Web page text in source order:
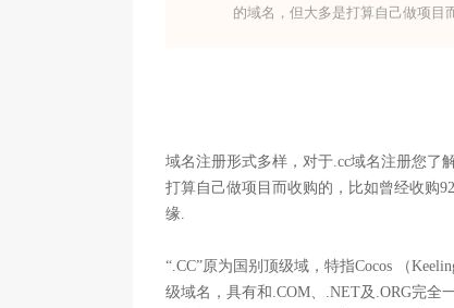
的域名，但大多是打算自己做项目
域名注册形式多样，对于.cc域名注册您了
打算自己做项目而收购的，比如曾经收购
缘.
“.CC”原为国别顶级域，特指Cocos （
级域名，具有和.COM、.NET及.ORG完全